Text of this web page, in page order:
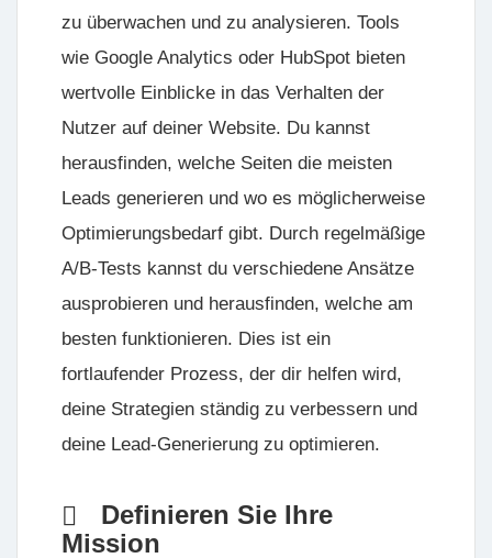
zu überwachen und zu analysieren. Tools
wie Google Analytics oder HubSpot bieten
wertvolle Einblicke in das Verhalten der
Nutzer auf deiner Website. Du kannst
herausfinden, welche Seiten die meisten
Leads generieren und wo es möglicherweise
Optimierungsbedarf gibt. Durch regelmäßige
A/B-Tests kannst du verschiedene Ansätze
ausprobieren und herausfinden, welche am
besten funktionieren. Dies ist ein
fortlaufender Prozess, der dir helfen wird,
deine Strategien ständig zu verbessern und
deine Lead-Generierung zu optimieren.
Definieren Sie Ihre
Mission